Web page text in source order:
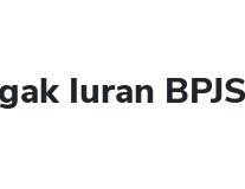
Iuran